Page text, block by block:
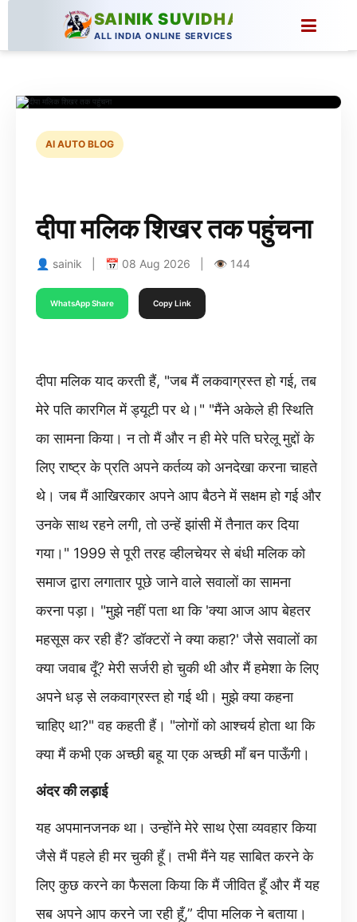
SAINIK SUVIDHA
ALL INDIA ONLINE SERVICES
AI AUTO BLOG
दीपा मलिक शिखर तक पहुंचना
👤 sainik | 📅 08 Aug 2026 | 👁 144
WhatsApp Share Copy Link
दीपा मलिक याद करती हैं, "जब मैं लकवाग्रस्त हो गई, तब
मेरे पति कारगिल में ड्यूटी पर थे।" "मैंने अकेले ही स्थिति
का सामना किया। न तो मैं और न ही मेरे पति घरेलू मुद्दों के
लिए राष्ट्र के प्रति अपने कर्तव्य को अनदेखा करना चाहते
थे। जब मैं आखिरकार अपने आप बैठने में सक्षम हो गई और
उनके साथ रहने लगी, तो उन्हें झांसी में तैनात कर दिया
गया।" 1999 से पूरी तरह व्हीलचेयर से बंधी मलिक को
समाज द्वारा लगातार पूछे जाने वाले सवालों का सामना
करना पड़ा। "मुझे नहीं पता था कि 'क्या आज आप बेहतर
महसूस कर रही हैं? डॉक्टरों ने क्या कहा?' जैसे सवालों का
क्या जवाब दूँ? मेरी सर्जरी हो चुकी थी और मैं हमेशा के लिए
अपने धड़ से लकवाग्रस्त हो गई थी। मुझे क्या कहना
चाहिए था?" वह कहती हैं। "लोगों को आश्चर्य होता था कि
क्या मैं कभी एक अच्छी बहू या एक अच्छी माँ बन पाऊँगी।
अंदर की लड़ाई
यह अपमानजनक था। उन्होंने मेरे साथ ऐसा व्यवहार किया
जैसे मैं पहले ही मर चुकी हूँ। तभी मैंने यह साबित करने के
लिए कुछ करने का फैसला किया कि मैं जीवित हूँ और मैं यह
सब अपने आप करने जा रही हूँ,” दीपा मलिक ने बताया।